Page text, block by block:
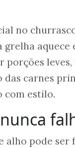
no
aquece
leves,
carnes
com estilo.
alho pode ser